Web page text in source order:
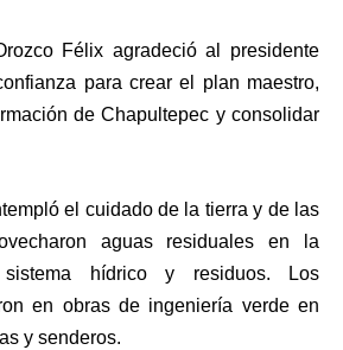
Félix agradeció al presidente
para crear el plan maestro,
de Chapultepec y consolidar
el cuidado de la tierra y de las
aguas residuales en la
hídrico y residuos. Los
en obras de ingeniería verde en
y senderos.